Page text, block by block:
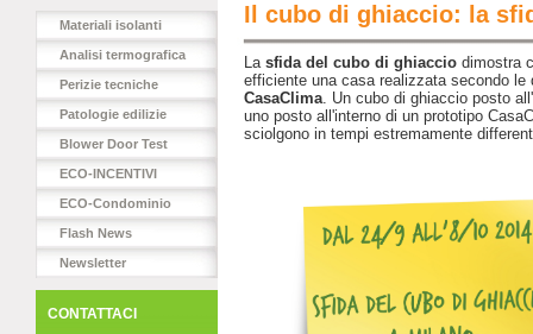
Materiali isolanti
Analisi termografica
Perizie tecniche
Patologie edilizie
Blower Door Test
ECO-INCENTIVI
ECO-Condominio
Flash News
Newsletter
CONTATTACI
Il cubo di ghiaccio: la
La sfida del cubo di ghiaccio dimostra
efficiente una casa realizzata secondo le
CasaClima. Un cubo di ghiaccio posto
uno posto all'interno di un prototipo
sciolgono in tempi estremamente